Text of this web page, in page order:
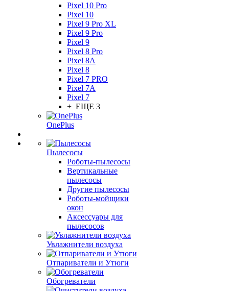
Pixel 10 Pro
Pixel 10
Pixel 9 Pro XL
Pixel 9 Pro
Pixel 9
Pixel 8 Pro
Pixel 8A
Pixel 8
Pixel 7 PRO
Pixel 7A
Pixel 7
+ ЕЩЕ 3
OnePlus
Пылесосы
Роботы-пылесосы
Вертикальные
пылесосы
Другие пылесосы
Роботы-мойщики
окон
Аксессуары для
пылесосов
Увлажнители воздуха
Отпариватели и Утюги
Обогреватели